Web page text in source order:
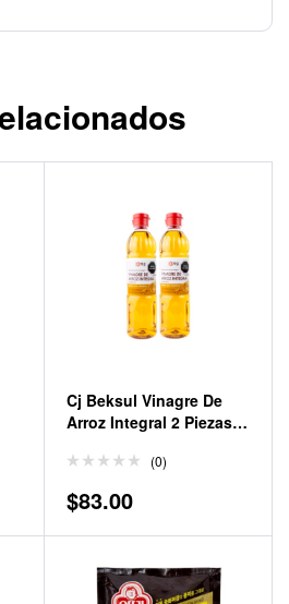
Cj Beksul Vinagre De
Arroz Integral 2 Piezas
(0)
$83.00